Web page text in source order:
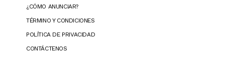
¿CÓMO ANUNCIAR?
TÉRMINO Y CONDICIONES
POLÍTICA DE PRIVACIDAD
CONTÁCTENOS